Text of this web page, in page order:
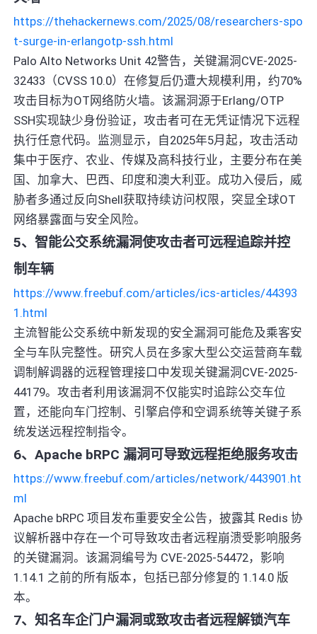
https://thehackernews.com/2025/08/researchers-spo
t-surge-in-erlangotp-ssh.html
Palo Alto Networks Unit 42警告，关键漏洞CVE-2025-
32433（CVSS 10.0）在修复后仍遭大规模利用，约70%
攻击目标为OT网络防火墙。该漏洞源于Erlang/OTP
SSH实现缺少身份验证，攻击者可在无凭证情况下远程
执行任意代码。监测显示，自2025年5月起，攻击活动
集中于医疗、农业、传媒及高科技行业，主要分布在美
国、加拿大、巴西、印度和澳大利亚。成功入侵后，威
胁者多通过反向Shell获取持续访问权限，突显全球OT
网络暴露面与安全风险。
5、智能公交系统漏洞使攻击者可远程追踪并控
制车辆
https://www.freebuf.com/articles/ics-articles/44393
1.html
主流智能公交系统中新发现的安全漏洞可能危及乘客安
全与车队完整性。研究人员在多家大型公交运营商车载
调制解调器的远程管理接口中发现关键漏洞CVE-2025-
44179。攻击者利用该漏洞不仅能实时追踪公交车位
置，还能向车门控制、引擎启停和空调系统等关键子系
统发送远程控制指令。
6、Apache bRPC 漏洞可导致远程拒绝服务攻击
https://www.freebuf.com/articles/network/443901.ht
ml
Apache bRPC 项目发布重要安全公告，披露其 Redis 协
议解析器中存在一个可导致攻击者远程崩溃受影响服务
的关键漏洞。该漏洞编号为 CVE-2025-54472，影响
1.14.1 之前的所有版本，包括已部分修复的 1.14.0 版
本。
7、知名车企门户漏洞或致攻击者远程解锁汽车